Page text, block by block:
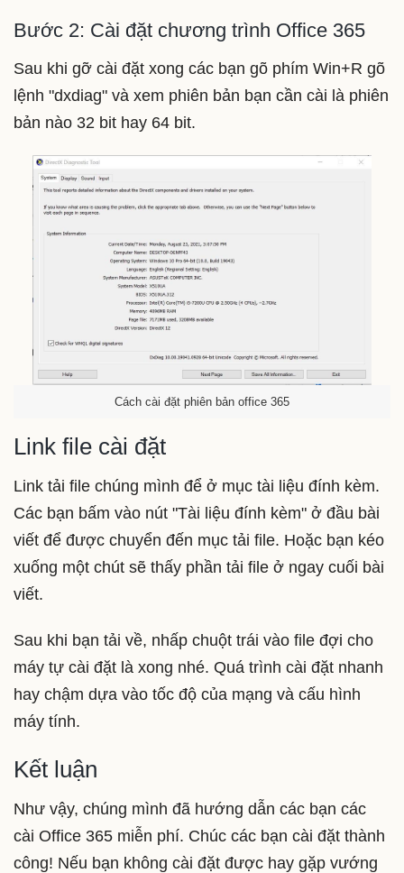
Bước 2: Cài đặt chương trình Office 365
Sau khi gỡ cài đặt xong các bạn gõ phím Win+R gõ
lệnh "dxdiag" và xem phiên bản bạn cần cài là phiên
bản nào 32 bit hay 64 bit.
Cách cài đặt phiên bản office 365
Link file cài đặt
Link tải file chúng mình để ở mục tài liệu đính kèm.
Các bạn bấm vào nút "Tài liệu đính kèm" ở đầu bài
viết để được chuyển đến mục tải file. Hoặc bạn kéo
xuống một chút sẽ thấy phần tải file ở ngay cuối bài
viết.
Sau khi bạn tải về, nhấp chuột trái vào file đợi cho
máy tự cài đặt là xong nhé. Quá trình cài đặt nhanh
hay chậm dựa vào tốc độ của mạng và cấu hình
máy tính.
Kết luận
Như vậy, chúng mình đã hướng dẫn các bạn các
cài Office 365 miễn phí. Chúc các bạn cài đặt thành
công! Nếu bạn không cài đặt được hay gặp vướng